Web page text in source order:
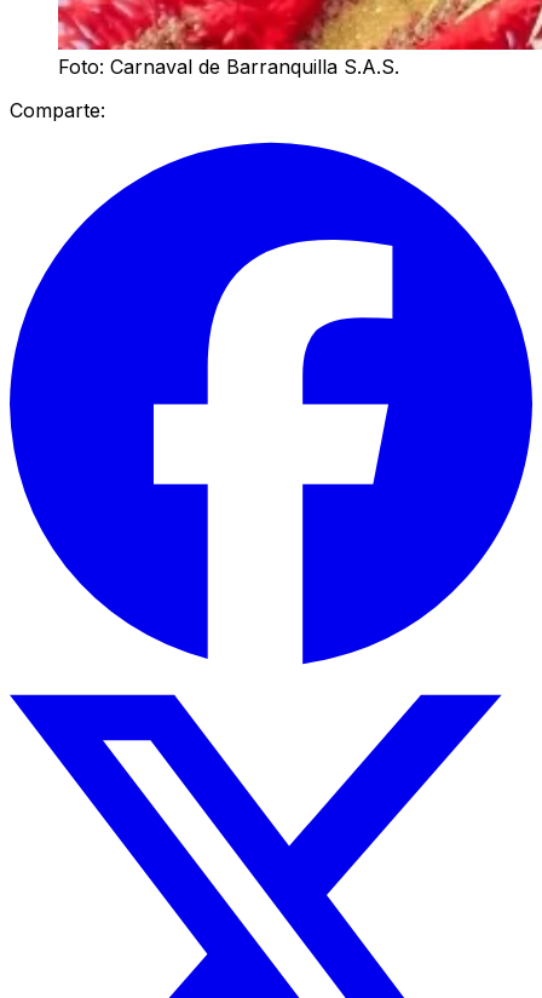
Foto: Carnaval de Barranquilla S.A.S.
Comparte: